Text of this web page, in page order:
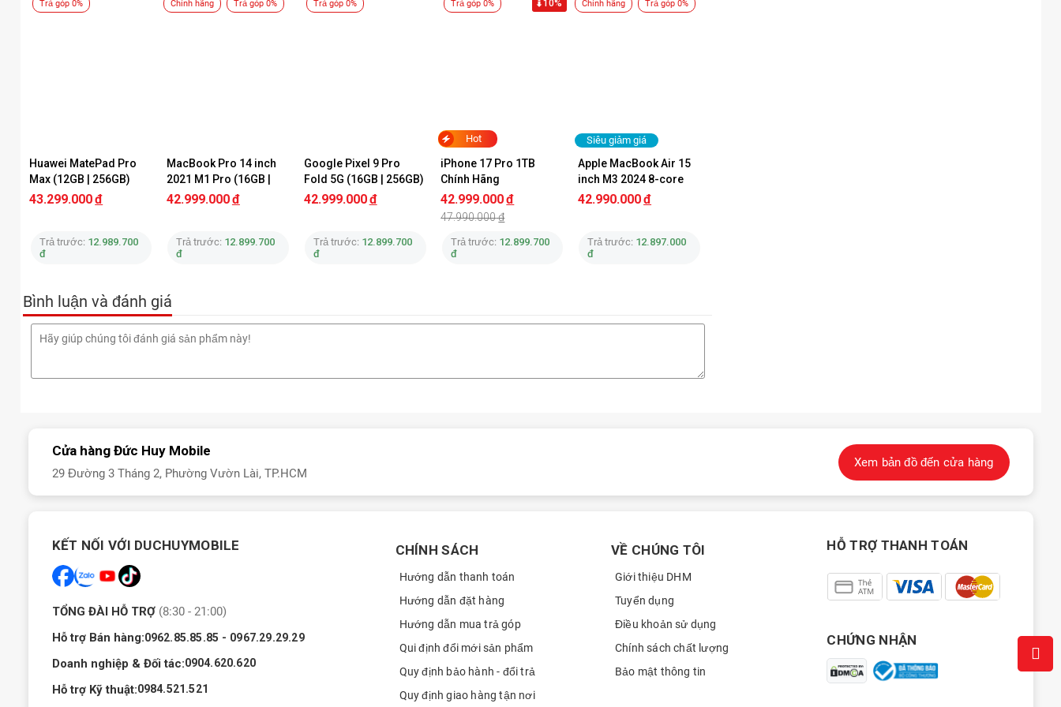
Trả góp 0%
Huawei MatePad Pro
Max (12GB | 256GB)
43.299.000đ
Trả trước: 12.989.700
đ
Chính hãng Trả góp 0%
MacBook Pro 14 inch
2021 M1 Pro (16GB |
512GB) Chính Hãng
42.999.000đ
Trả trước: 12.899.700
đ
Trả góp 0%
Google Pixel 9 Pro
Fold 5G (16GB | 256GB)
42.999.000đ
Trả trước: 12.899.700
đ
Trả góp 0% 10%
Hot
iPhone 17 Pro 1TB
Chính Hãng
42.999.000đ
47.990.000đ
Trả trước: 12.899.700
đ
Chính hãng Trả góp 0%
Siêu giảm giá
Apple MacBook Air 15
inch M3 2024 8-core
CPU/16GB/512GB/10-
42.990.000đ
Trả trước: 12.897.000
đ
Bình luận và đánh giá
Cửa hàng Đức Huy Mobile
29 Đường 3 Tháng 2, Phường Vườn Lài, TP.HCM
Xem bản đồ đến cửa hàng
KẾT NỐI VỚI DUCHUYMOBILE
TỔNG ĐÀI HỖ TRỢ (8:30 - 21:00)
Hỗ trợ Bán hàng:0962.85.85.85 - 0967.29.29.29
Doanh nghiệp & Đối tác:0904.620.620
Hỗ trợ Kỹ thuật:0984.521.521
CHÍNH SÁCH
Hướng dẫn thanh toán
Hướng dẫn đặt hàng
Hướng dẫn mua trả góp
Qui định đổi mới sản phẩm
Quy định bảo hành - đổi trả
Quy định giao hàng tận nơi
VỀ CHÚNG TÔI
Giới thiệu DHM
Tuyển dụng
Điều khoản sử dụng
Chính sách chất lượng
Bảo mật thông tin
HỖ TRỢ THANH TOÁN
CHỨNG NHẬN